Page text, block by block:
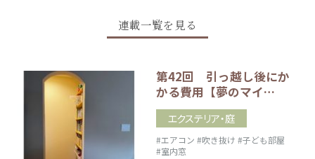
連載一覧を見る
第42回 引っ越し後にか
かる費用【夢のマイ…
エクステリア・庭
#エアコン #吹き抜け #子ども部屋
#室内窓